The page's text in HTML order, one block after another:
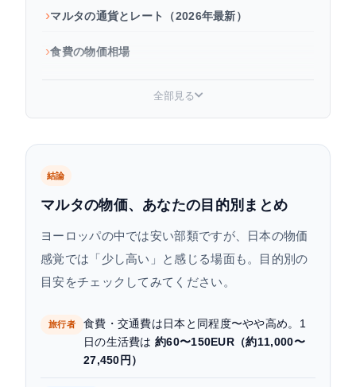
マルタの通貨とレート（2026年最新）
食費の物価相場
マルタ旅行・留学の生活費目安
マルタ旅行の準備グッズ
マルタで生活費を節約するコツ
全部見る
結論
マルタの物価、あなたの目的別まとめ
ヨーロッパの中では安い部類ですが、日本の物価
感覚では「少し高い」と感じる場面も。目的別の
目安をチェックしてみてください。
旅行者
食費・交通費は日本と同程度〜やや高め。1
日の生活費は約60〜150EUR（約11,000〜
27,450円）